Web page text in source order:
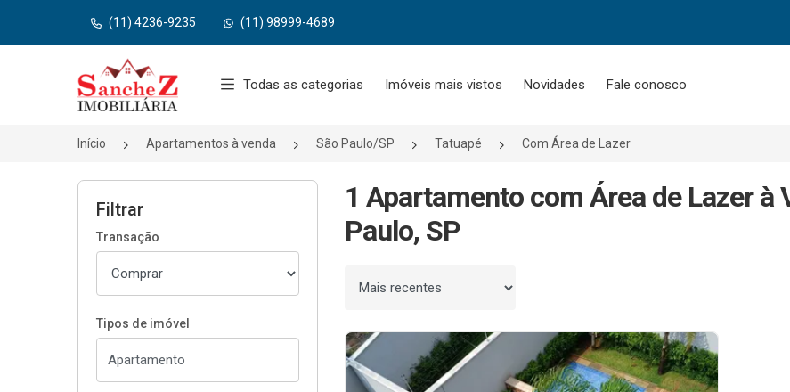
(11) 4236-9235 (11) 98999-4689
Página inicial
Todas as categorias Imóveis mais vistos Novidades Fale conosco
Início Apartamentos à venda São Paulo/SP Tatuapé Com Área de Lazer
Filtrar
Transação
Tipos de imóvel
1 Apartamento com Área de Lazer à
Paulo, SP
Ordenar por